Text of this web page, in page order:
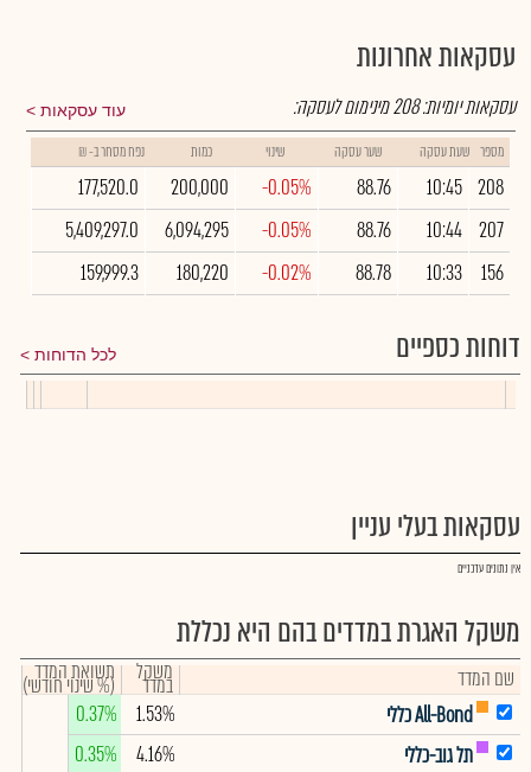
עסקאות אחרונות
עוד עסקאות עסקאות יומיות:208מינימום לעסקה:
מספר שעת עסקה שער עסקה שינוי כמות נפח מסחר ב- ₪
208
10:45
88.76
-0.05%
200,000
177,520.0
207
10:44
88.76
-0.05%
6,094,295
5,409,297.0
156
10:33
88.78
-0.02%
180,220
159,999.3
דוחות כספיים לכל הדוחות
עסקאות בעלי עניין
אין נתונים עדכניים
משקל האגרת במדדים בהם היא נכללת
שם המדד משקל
במדד תשואת המדד
(% שינוי חודשי)
All-Bond כללי
1.53%
0.37%
תל גוב-כללי
4.16%
0.35%